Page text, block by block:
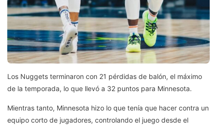
Los Nuggets terminaron con 21 pérdidas de balón, el máximo
de la temporada, lo que llevó a 32 puntos para Minnesota.
Mientras tanto, Minnesota hizo lo que tenía que hacer contra un
equipo corto de jugadores, controlando el juego desde el